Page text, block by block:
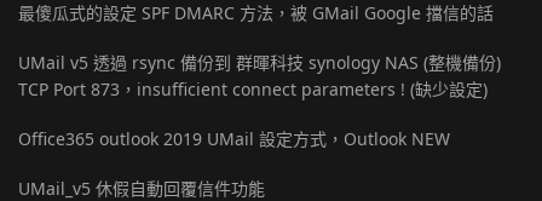
最傻瓜式的設定 SPF DMARC 方法，被 GMail Google 擋信的話
UMail v5 透過 rsync 備份到 群暉科技 synology NAS (整機備份)
TCP Port 873，insufficient connect parameters ! (缺少設定)
Office365 outlook 2019 UMail 設定方式，Outlook NEW
UMail_v5 休假自動回覆信件功能